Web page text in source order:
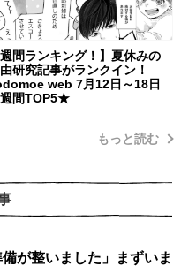
週間ランキング！】夏休みの
研究記事がランクイン！
web 7月12日～18日
間TOP5★
もっと読む
備が整いました」まずいま